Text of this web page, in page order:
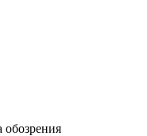
обозрения